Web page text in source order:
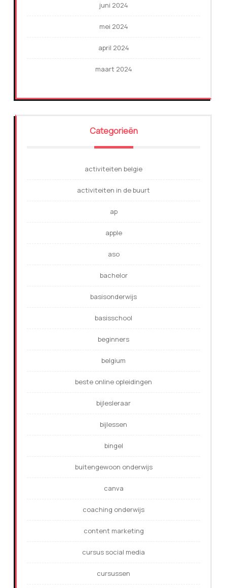
juni 2024
mei 2024
april 2024
maart 2024
Categorieën
activiteiten belgie
activiteiten in de buurt
ap
apple
aso
bachelor
basisonderwijs
basisschool
beginners
belgium
beste online opleidingen
bijlesleraar
bijlessen
bingel
buitengewoon onderwijs
canva
coaching onderwijs
content marketing
cursus social media
cursussen